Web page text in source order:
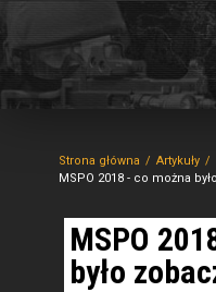
Strona główna Artykuły
MSPO 2018 - co można
MSPO
było